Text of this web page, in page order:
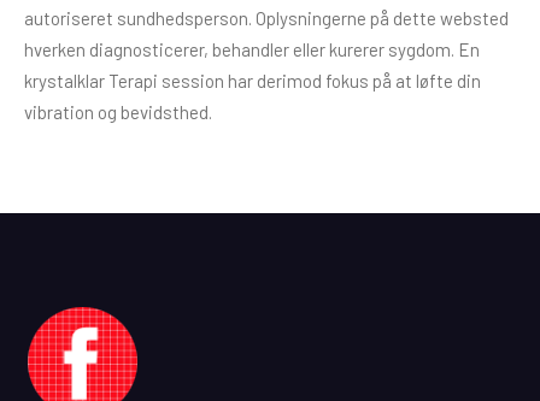
autoriseret sundhedsperson. Oplysningerne på dette websted
hverken diagnosticerer, behandler eller kurerer sygdom. En
krystalklar Terapi session har derimod fokus på at løfte din
vibration og bevidsthed.